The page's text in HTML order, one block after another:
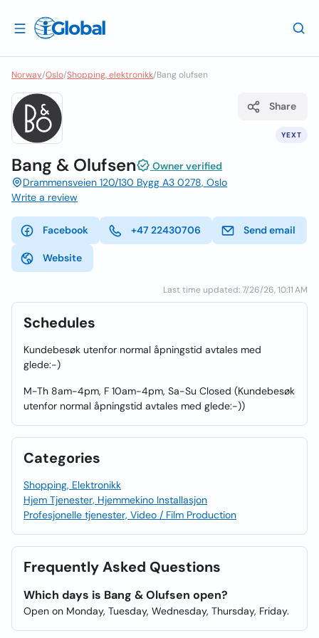
Norway/Oslo/Shopping, elektronikk/Bang olufsen
YEXT
Share
Bang & Olufsen
Owner verified
Drammensveien 120/130 Bygg A3 0278, Oslo
Write a review
Facebook +47 22430706 Send email
Website
Last time updated: 7/26/26, 10:11 AM
Schedules
Kundebesøk utenfor normal åpningstid avtales med
glede:-)
M-Th 8am-4pm, F 10am-4pm, Sa-Su Closed (Kundebesøk
utenfor normal åpningstid avtales med glede:-))
Categories
Shopping, Elektronikk
Hjem Tjenester, Hjemmekino Installasjon
Profesjonelle tjenester, Video / Film Production
Frequently Asked Questions
Which days is Bang & Olufsen open?
Open on Monday, Tuesday, Wednesday, Thursday, Friday.